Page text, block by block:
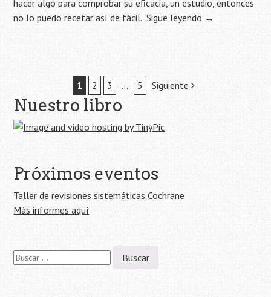
hacer algo para comprobar su eficacia, un estudio, entonces
no lo puedo recetar así de fácil.Sigue leyendo →
Navegación
de
la
entrada
1 2 3 … 5 Siguiente
Nuestro libro
Próximos eventos
Taller de revisiones sistemáticas Cochrane
Más informes aquí
Buscar: